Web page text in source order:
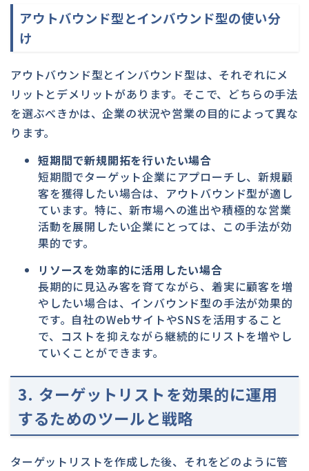
アウトバウンド型とインバウンド型の使い分
け
アウトバウンド型とインバウンド型は、それぞれにメ
リットとデメリットがあります。そこで、どちらの手法
を選ぶべきかは、企業の状況や営業の目的によって異な
ります。
短期間で新規開拓を行いたい場合
短期間でターゲット企業にアプローチし、新規顧
客を獲得したい場合は、アウトバウンド型が適し
ています。特に、新市場への進出や積極的な営業
活動を展開したい企業にとっては、この手法が効
果的です。
リソースを効率的に活用したい場合
長期的に見込み客を育てながら、着実に顧客を増
やしたい場合は、インバウンド型の手法が効果的
です。自社のWebサイトやSNSを活用すること
で、コストを抑えながら継続的にリストを増やし
ていくことができます。
3. ターゲットリストを効果的に運用
するためのツールと戦略
ターゲットリストを作成した後、それをどのように管